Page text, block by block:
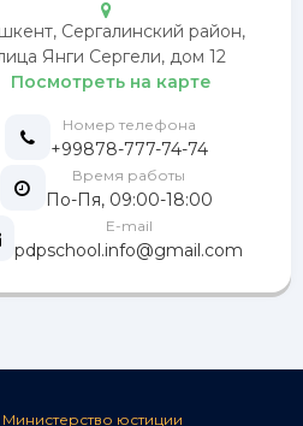
Сергалинский район,
Янги Сергели, дом 12
Посмотреть на карте
Номер телефона
+99878-777-74-74
Время работы
По-Пя, 09:00-18:00
E-mail
pdpschool.info@gmail.com
юстиции